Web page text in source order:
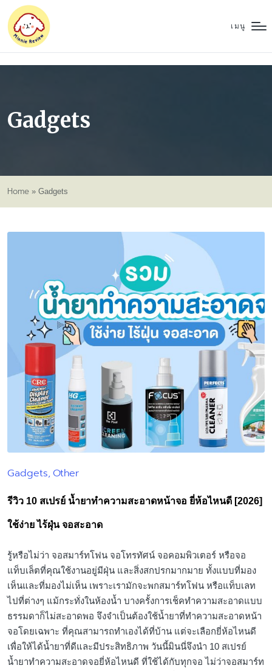
เมนู
Gadgets
Home » Gadgets
Posted
Gadgets Other
รีวิว 10 สเปรย์ น้ำยาทำความสะอาดหน้าจอ ยี่ห้อไหนดี [2026]
ใช้ง่าย ไร้ฝุ่น จอสะอาด
รู้หรือไม่ว่า จอสมาร์ทโฟน จอโทรทัศน์ จอคอมพิวเตอร์ หรือจอ
แท็บเล็ตที่คุณใช้งานอยู่มีฝุ่น และสิ่งสกปรกมากมาย ทั้งแบบที่มอง
เห็นและที่มองไม่เห็น เพราะเรามักจะพกสมาร์ทโฟน หรือแท็บเลท
ไปที่ต่างๆ แม้กระทั่งในห้องน้ำ บางครั้งการเช็คทำความสะอาดแบบ
ธรรมดาก็ไม่สะอาดพอ จึงจำเป็นต้องใช้น้ำยาที่ทำความสะอาดหน้า
จอโดยเฉพาะ ที่คุณสามารถทำเองได้ที่บ้าน แต่จะเลือกยี่ห้อไหนดี
เพื่อให้ได้น้ำยาที่ดีและมีประสิทธิภาพ วันนี้มินนี่จึงนำ 10 สเปรย์
น้ำยาทำความสะอาดจอยี่ห้อไหนดี ที่ใช้ได้กับทุกจอ ไม่ว่าจอสมาร์ท